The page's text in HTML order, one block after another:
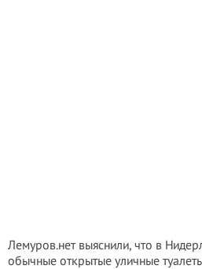
Лемуров.нет выяснили, что в
обычные открытые уличные